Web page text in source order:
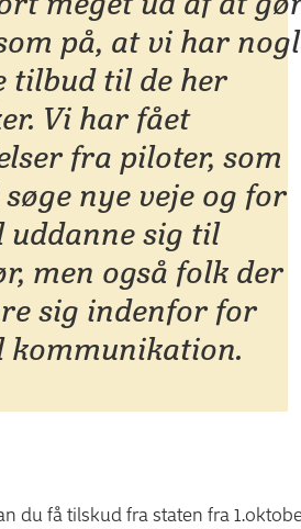
på, at vi har
tilbud til de her
Vi har fået
fra piloter, som
nye veje og for
uddanne sig til
men også folk der
sig indenfor for
kommunikation.
du få tilskud fra staten fra